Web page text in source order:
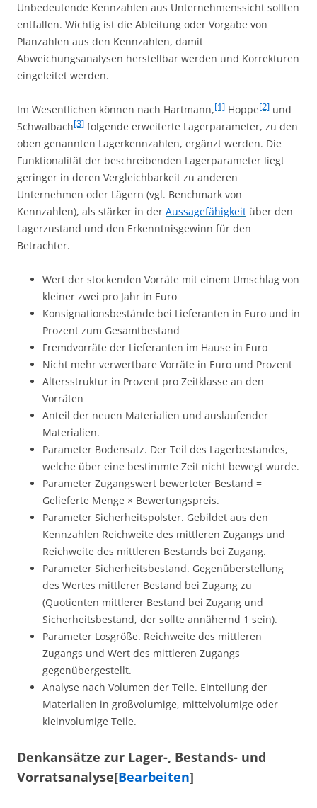
Unbedeutende Kennzahlen aus Unternehmenssicht sollten
entfallen. Wichtig ist die Ableitung oder Vorgabe von
Planzahlen aus den Kennzahlen, damit
Abweichungsanalysen herstellbar werden und Korrekturen
eingeleitet werden.
Im Wesentlichen können nach Hartmann,[1] Hoppe[2] und
Schwalbach[3] folgende erweiterte Lagerparameter, zu den
oben genannten Lagerkennzahlen, ergänzt werden. Die
Funktionalität der beschreibenden Lagerparameter liegt
geringer in deren Vergleichbarkeit zu anderen
Unternehmen oder Lägern (vgl. Benchmark von
Kennzahlen), als stärker in der Aussagefähigkeit über den
Lagerzustand und den Erkenntnisgewinn für den
Betrachter.
Wert der stockenden Vorräte mit einem Umschlag von
kleiner zwei pro Jahr in Euro
Konsignationsbestände bei Lieferanten in Euro und in
Prozent zum Gesamtbestand
Fremdvorräte der Lieferanten im Hause in Euro
Nicht mehr verwertbare Vorräte in Euro und Prozent
Altersstruktur in Prozent pro Zeitklasse an den
Vorräten
Anteil der neuen Materialien und auslaufender
Materialien.
Parameter Bodensatz. Der Teil des Lagerbestandes,
welche über eine bestimmte Zeit nicht bewegt wurde.
Parameter Zugangswert bewerteter Bestand =
Gelieferte Menge × Bewertungspreis.
Parameter Sicherheitspolster. Gebildet aus den
Kennzahlen Reichweite des mittleren Zugangs und
Reichweite des mittleren Bestands bei Zugang.
Parameter Sicherheitsbestand. Gegenüberstellung
des Wertes mittlerer Bestand bei Zugang zu
(Quotienten mittlerer Bestand bei Zugang und
Sicherheitsbestand, der sollte annähernd 1 sein).
Parameter Losgröße. Reichweite des mittleren
Zugangs und Wert des mittleren Zugangs
gegenübergestellt.
Analyse nach Volumen der Teile. Einteilung der
Materialien in großvolumige, mittelvolumige oder
kleinvolumige Teile.
Denkansätze zur Lager-, Bestands- und
Vorratsanalyse[Bearbeiten]